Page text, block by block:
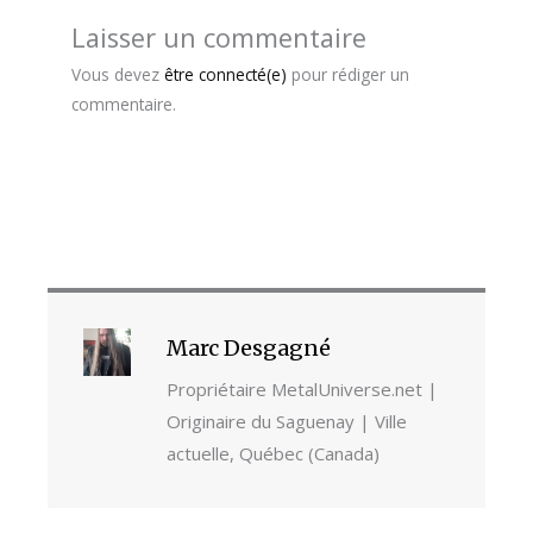
Laisser un commentaire
Vous devez être connecté(e) pour rédiger un
commentaire.
Marc Desgagné
Propriétaire MetalUniverse.net |
Originaire du Saguenay | Ville
actuelle, Québec (Canada)